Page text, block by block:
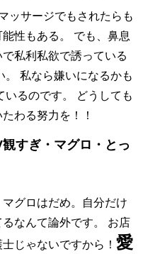
ッサージでもされたらも
性もある。 でも、鼻息
私利私欲で誘っている
。 私なら嫌いになるかも
いるのです。 どうしても
わる努力を！！
すぎ・マグロ・とっ
グロはだめ。自分だけ
なんて論外です。 お店
じゃないですから！ 愛